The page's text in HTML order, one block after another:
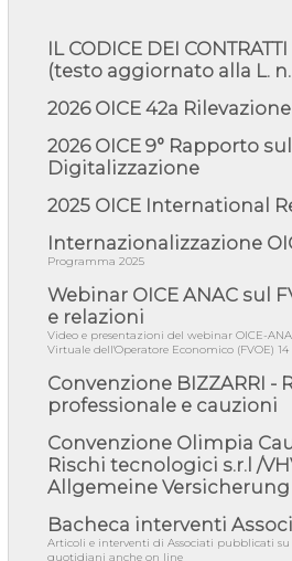
Città metropolitana di Reg...
05/08/26 - Lettera OICE per il bando
04/08/26 - DL PA: previste
elenchi professionisti per ...
04/08/26 - International Sustainable
04/08/26 - CdS, project financing:
fattibilità da impugnar...
04/08/26 - Rapporto Anac corruzione
04/08/26 - CdS: partecipazione alla
equivale ad acquiescenza r...
Camera, passa ora al Senato
03/08/26 - TAR Piemonte: RUP può
03/08/26 - Gruppo FS: nel primo
2026 3 mld di aggiudicazioni e...
Imprese e Territori del Centro ...
03/08/26 - TAR Sicilia: raggruppate
IL CODICE DEI
(testo aggiornato alla L. n.
2026 OICE 42a
2026 OICE 9° Rapporto
Digitalizzazione
2025 OICE International
Internazionalizzazione
Programma 2025
Webinar OICE ANAC sul
e relazioni
Video e presentazioni del webinar OICE-
Virtuale dell'Operatore Economico (FVOE)
Convenzione BIZZARRI -
professionale e cauzioni
Convenzione Olimpia
Rischi tecnologici s.r.l /
Allgemeine Versicherung
Bacheca interventi
Articoli e interventi di Associati pubblicati su
quotidiani anche on line